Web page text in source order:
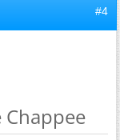
#4
Chappee